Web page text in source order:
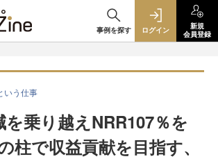
事例を探す ログイン
新規
会員登録
いう仕事
を乗り越えNRR107％を
柱で収益貢献を目指す、